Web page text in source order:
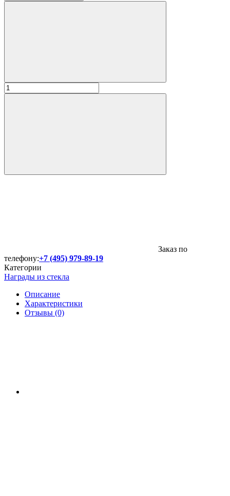
Заказ по
телефону:+7 (495) 979-89-19
Категории
Награды из стекла
Описание
Характеристики
Отзывы (0)